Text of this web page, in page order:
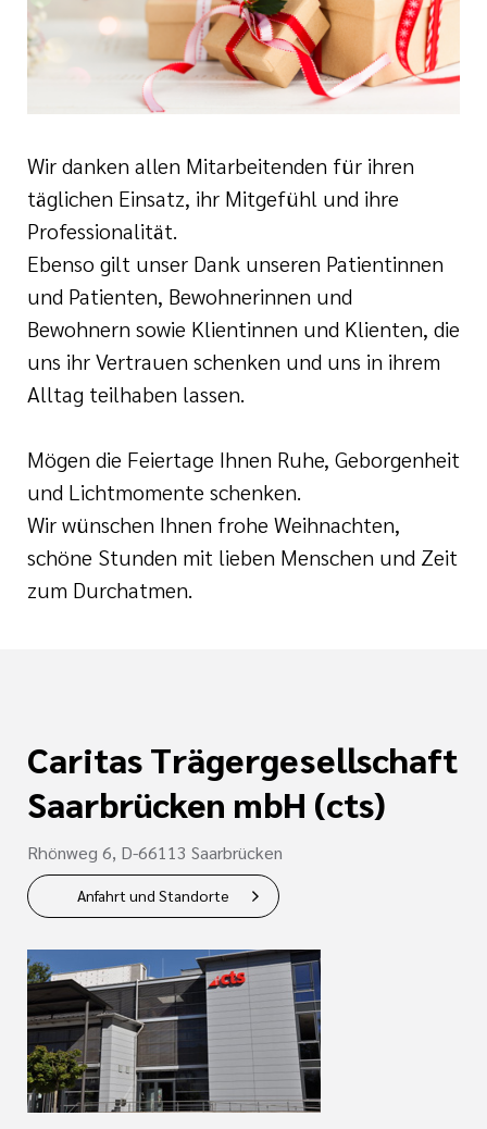
Wir danken allen Mitarbeitenden für ihren
täglichen Einsatz, ihr Mitgefühl und ihre
Professionalität.
Ebenso gilt unser Dank unseren Patientinnen
und Patienten, Bewohnerinnen und
Bewohnern sowie Klientinnen und Klienten, die
uns ihr Vertrauen schenken und uns in ihrem
Alltag teilhaben lassen.
Mögen die Feiertage Ihnen Ruhe, Geborgenheit
und Lichtmomente schenken.
Wir wünschen Ihnen frohe Weihnachten,
schöne Stunden mit lieben Menschen und Zeit
zum Durchatmen.
Caritas Trägergesellschaft
Saarbrücken mbH (cts)
Rhönweg 6, D-66113 Saarbrücken
Anfahrt und Standorte